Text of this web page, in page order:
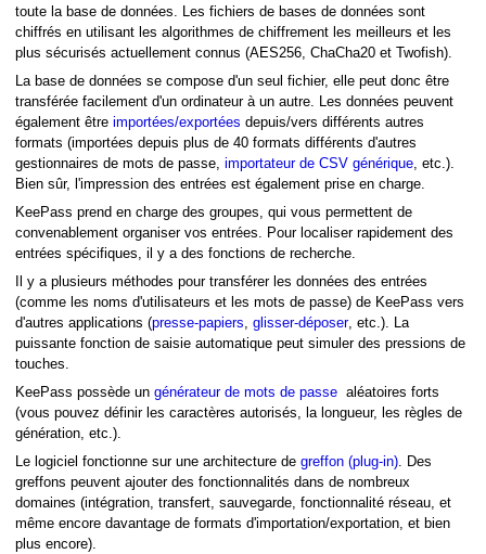
toute la base de données. Les fichiers de bases de données sont
chiffrés en utilisant les algorithmes de chiffrement les meilleurs et les
plus sécurisés actuellement connus (AES256, ChaCha20 et Twofish).
La base de données se compose d'un seul fichier, elle peut donc être
transférée facilement d'un ordinateur à un autre. Les données peuvent
également être importées/exportées depuis/vers différents autres
formats (importées depuis plus de 40 formats différents d'autres
gestionnaires de mots de passe, importateur de CSV générique, etc.).
Bien sûr, l'impression des entrées est également prise en charge.
KeePass prend en charge des groupes, qui vous permettent de
convenablement organiser vos entrées. Pour localiser rapidement des
entrées spécifiques, il y a des fonctions de recherche.
Il y a plusieurs méthodes pour transférer les données des entrées
(comme les noms d'utilisateurs et les mots de passe) de KeePass vers
d'autres applications (presse-papiers, glisser-déposer, etc.). La
puissante fonction de saisie automatique peut simuler des pressions de
touches.
KeePass possède un générateur de mots de passe aléatoires forts
(vous pouvez définir les caractères autorisés, la longueur, les règles de
génération, etc.).
Le logiciel fonctionne sur une architecture de greffon (plug-in). Des
greffons peuvent ajouter des fonctionnalités dans de nombreux
domaines (intégration, transfert, sauvegarde, fonctionnalité réseau, et
même encore davantage de formats d'importation/exportation, et bien
plus encore).